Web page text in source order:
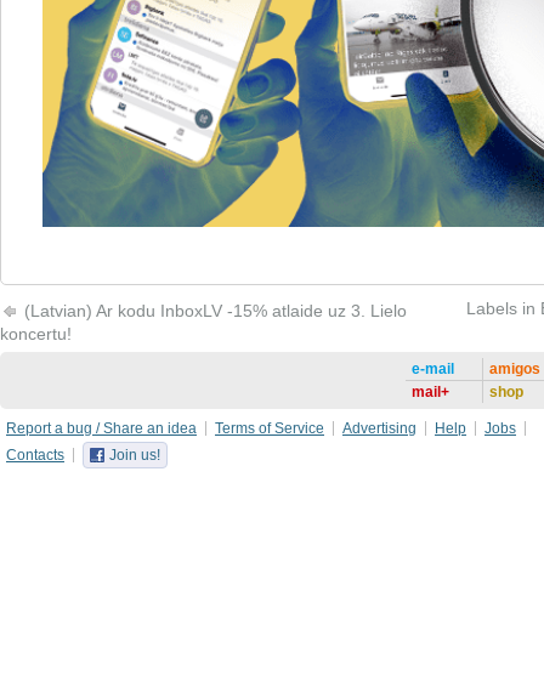
(Latvian) Ar kodu InboxLV -15% atlaide uz 3. Lielo
koncertu!
Labels in
e-mail
mail+
amigos
shop
Report a bug / Share an idea Terms of Service Advertising Help
Jobs
Contacts
Join us!